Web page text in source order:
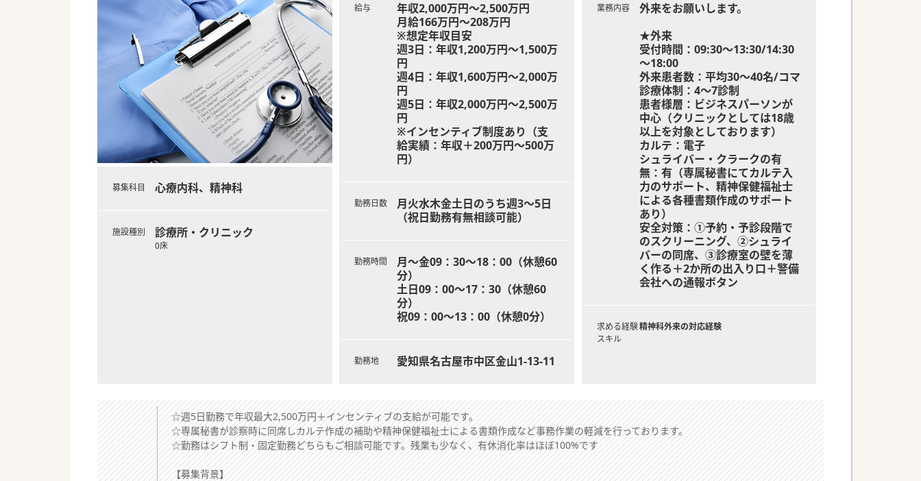
募集科目 心療内科、精神科
施設種別 診療所・クリニック
0床
給与
年収2,000万円～2,500万円
月給166万円～208万円
※想定年収目安
週3日：年収1,200万円～1,500万
円
週4日：年収1,600万円～2,000万
円
週5日：年収2,000万円～2,500万
円
※インセンティブ制度あり（支
給実績：年収＋200万円～500万
円）
勤務日数
月火水木金土日のうち週3～5日
（祝日勤務有無相談可能）
勤務時間
月～金09：30～18：00（休憩60
分）
土日09：00～17：30（休憩60
分）
祝09：00～13：00（休憩0分）
勤務地 愛知県名古屋市中区金山1-13-11
業務内容
外来をお願いします。
★外来
受付時間：09:30～13:30/14:30
～18:00
外来患者数：平均30～40名/コマ
診療体制：4～7診制
患者様層：ビジネスパーソンが
中心（クリニックとしては18歳
以上を対象としております）
カルテ：電子
シュライバー・クラークの有
無：有（専属秘書にてカルテ入
力のサポート、精神保健福祉士
による各種書類作成のサポート
あり）
安全対策：①予約・予診段階で
のスクリーニング、②シュライ
バーの同席、③診療室の壁を薄
く作る＋2か所の出入り口＋警備
会社への通報ボタン
求める経験
スキル
精神科外来の対応経験
☆週5日勤務で年収最大2,500万円＋インセンティブの支給が可能です。
☆専属秘書が診察時に同席しカルテ作成の補助や精神保健福祉士による書類作成など事務作業の軽減を行っております。
☆勤務はシフト制・固定勤務どちらもご相談可能です。残業も少なく、有休消化率はほぼ100%です
【募集背景】